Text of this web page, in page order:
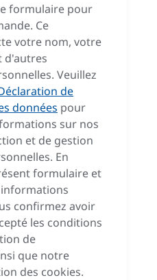
formulaire pour
Ce
votre nom, votre
d'autres
Veuillez
de
données pour
sur nos
et de gestion
En
formulaire et
confirmez avoir
les conditions
de
que notre
des cookies.